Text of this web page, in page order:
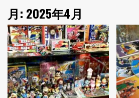
メ
ニ
ュ
ー
月: 2025年4月